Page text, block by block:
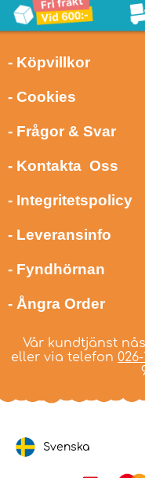
- Köpvillkor
- Cookies
- Frågor & Svar
- Kontakta Oss
- Integritetspolicy
- Leveransinfo
- Fyndhörnan
- Ångra Order
Vår kundtjänst
eller via telefon
Svenska